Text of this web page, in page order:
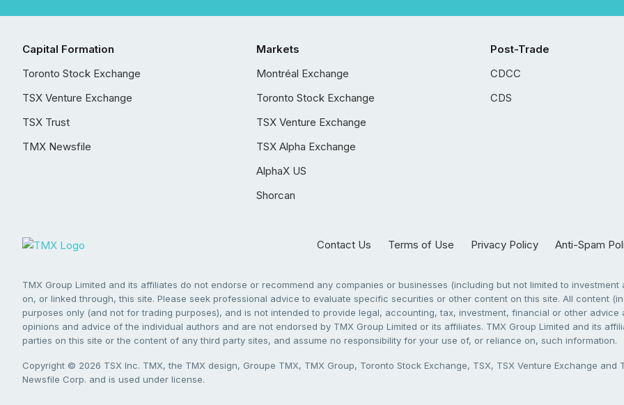
Capital Formation
Toronto Stock Exchange
TSX Venture Exchange
TSX Trust
TMX Newsfile
Markets
Montréal Exchange
Toronto Stock Exchange
TSX Venture Exchange
TSX Alpha Exchange
AlphaX US
Shorcan
Post-Trade
CDCC
CDS
Contact Us Terms of Use Privacy Policy Anti-Spam
TMX Group Limited and its affiliates do not endorse or recommend any companies or businesses (including but not limited to
on, or linked through, this site. Please seek professional advice to evaluate specific securities or other content on this site. All content
purposes only (and not for trading purposes), and is not intended to provide legal, accounting, tax, investment, financial or other
opinions and advice of the individual authors and are not endorsed by TMX Group Limited or its affiliates. TMX Group Limited and its
parties on this site or the content of any third party sites, and assume no responsibility for your use of, or reliance on, such information.
Copyright © 2026 TSX Inc. TMX, the TMX design, Groupe TMX, TMX Group, Toronto Stock Exchange, TSX, TSX Venture Exchange
Newsfile Corp. and is used under license.